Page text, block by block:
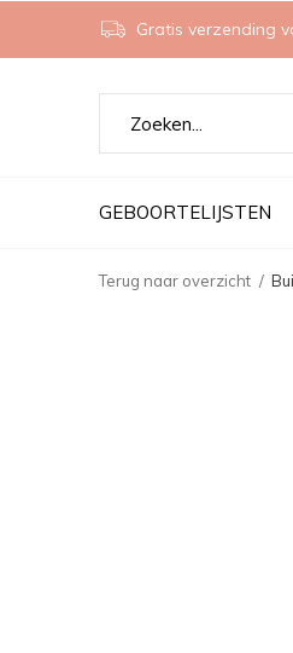
GEBOORTELIJSTEN
Gratis verzending
Terug naar overzicht